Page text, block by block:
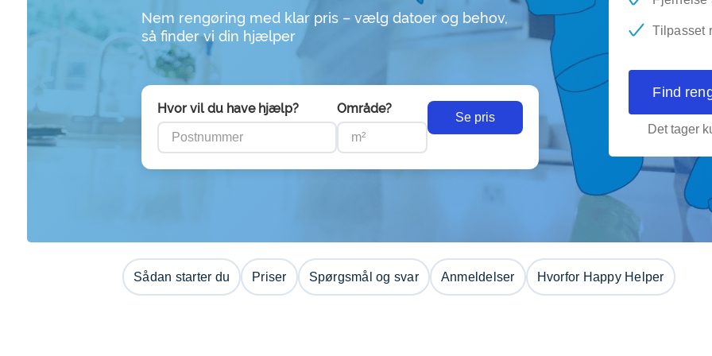
Nem rengøring med klar pris – vælg datoer og behov,
så finder vi din hjælper
Hvor vil du have hjælp? Område?
Se pris
Tilpasset
Find
Det tager
Sådan starter du Priser Spørgsmål og svar Anmeldelser Hvorfor Happy Helper